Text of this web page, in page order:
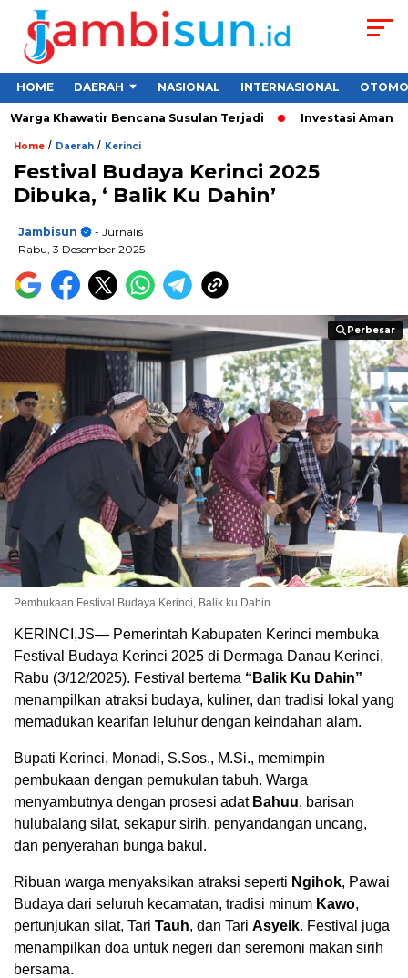
HOME DAERAH NASIONAL INTERNASIONAL
Khawatir Bencana Susulan Terjadi Investasi Aman
Home / Daerah / Kerinci
Festival Budaya Kerinci 2025
Dibuka, ‘ Balik Ku Dahin’
Jambisun
- Jurnalis
Rabu, 3 Desember 2025
Perbesar
Perbesar
Pembukaan Festival Budaya Kerinci, Balik ku Dahin
KERINCI,JS— Pemerintah Kabupaten Kerinci membuka
Festival Budaya Kerinci 2025 di Dermaga Danau Kerinci,
Rabu (3/12/2025). Festival bertema “Balik Ku Dahin”
menampilkan atraksi budaya, kuliner, dan tradisi lokal yang
memadukan kearifan leluhur dengan keindahan alam.
Bupati Kerinci, Monadi, S.Sos., M.Si., memimpin
pembukaan dengan pemukulan tabuh. Warga
menyambutnya dengan prosesi adat Bahuu, barisan
hulubalang silat, sekapur sirih, penyandangan uncang,
dan penyerahan bunga bakul.
Ribuan warga menyaksikan atraksi seperti Ngihok, Pawai
Budaya dari seluruh kecamatan, tradisi minum Kawo,
pertunjukan silat, Tari Tauh, dan Tari Asyeik. Festival juga
menampilkan doa untuk negeri dan seremoni makan sirih
bersama.